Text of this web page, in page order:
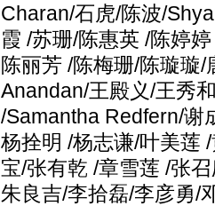
Charan/石虎/陈波/
霞 /苏珊/陈惠英 /陈婷
陈丽芳 /陈梅珊/陈璇璇
Anandan/王殿义/王秀
/Samantha Redfern/谢
杨拴明 /杨志谦/叶美莲
宝/张有乾 /章雪莲 /张
朱良吉/李拾磊/李彦勇/